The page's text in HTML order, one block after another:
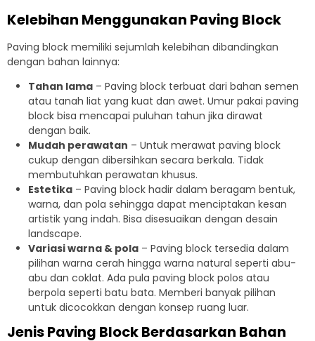
Kelebihan Menggunakan Paving Block
Paving block memiliki sejumlah kelebihan dibandingkan
dengan bahan lainnya:
Tahan lama – Paving block terbuat dari bahan semen
atau tanah liat yang kuat dan awet. Umur pakai paving
block bisa mencapai puluhan tahun jika dirawat
dengan baik.
Mudah perawatan – Untuk merawat paving block
cukup dengan dibersihkan secara berkala. Tidak
membutuhkan perawatan khusus.
Estetika – Paving block hadir dalam beragam bentuk,
warna, dan pola sehingga dapat menciptakan kesan
artistik yang indah. Bisa disesuaikan dengan desain
landscape.
Variasi warna & pola – Paving block tersedia dalam
pilihan warna cerah hingga warna natural seperti abu-
abu dan coklat. Ada pula paving block polos atau
berpola seperti batu bata. Memberi banyak pilihan
untuk dicocokkan dengan konsep ruang luar.
Jenis Paving Block Berdasarkan Bahan